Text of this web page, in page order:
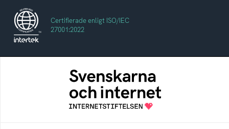
Certifierade enligt ISO/IEC
27001:2022
Svenskarna och internet
En årlig studie av svenska folkets
internetvanor